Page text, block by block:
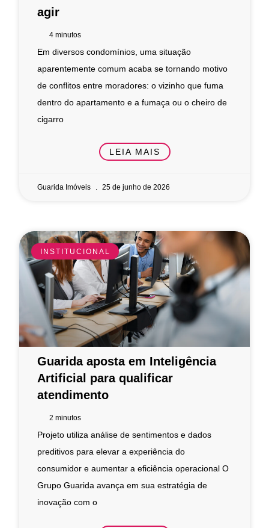
agir
4 minutos
Em diversos condomínios, uma situação
aparentemente comum acaba se tornando motivo
de conflitos entre moradores: o vizinho que fuma
dentro do apartamento e a fumaça ou o cheiro de
cigarro
LEIA MAIS
Guarida Imóveis 25 de junho de 2026
INSTITUCIONAL
Guarida aposta em Inteligência
Artificial para qualificar
atendimento
2 minutos
Projeto utiliza análise de sentimentos e dados
preditivos para elevar a experiência do
consumidor e aumentar a eficiência operacional O
Grupo Guarida avança em sua estratégia de
inovação com o